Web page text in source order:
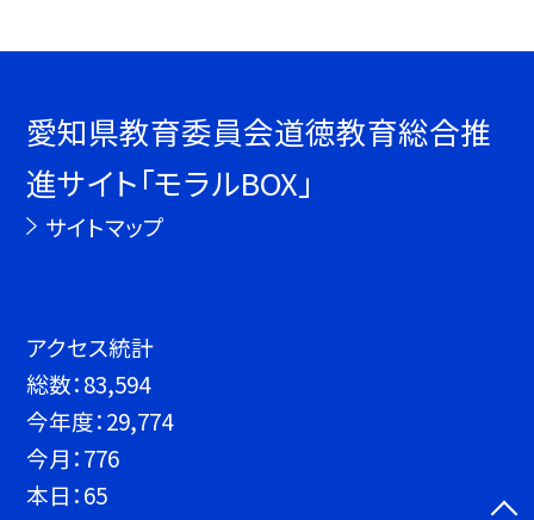
愛知県教育委員会道徳教育総合推
進サイト「モラルBOX」
サイトマップ
アクセス統計
総数：83,594
今年度：29,774
今月：776
本日：65